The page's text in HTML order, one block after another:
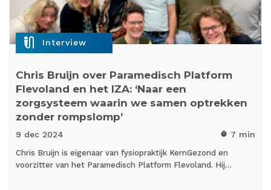
mic_external_on Interview
Chris Bruijn over Paramedisch Platform
Flevoland en het IZA: ‘Naar een
zorgsysteem waarin we samen optrekken
zonder rompslomp’
9 dec 2024 timer 7 min
Chris Bruijn is eigenaar van fysiopraktijk KernGezond en
voorzitter van het Paramedisch Platform Flevoland. Hij…